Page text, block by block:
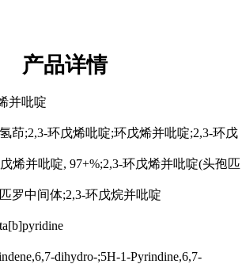
产品详情
并吡啶
茚;2,3-环戊烯吡啶;环戊烯并吡啶;2,3-环戊
烯并吡啶, 97+%;2,3-环戊烯并吡啶(头孢匹
罗中间体;2,3-环戊烷并吡啶
dihydro-;5H-1-Pyrindine,6,7-